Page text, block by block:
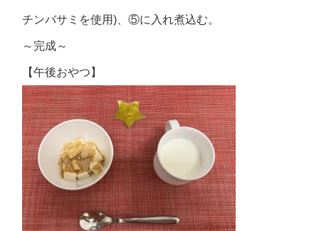
チンバサミを使用)、⑤に入れ煮込む。
～完成～
【午後おやつ】